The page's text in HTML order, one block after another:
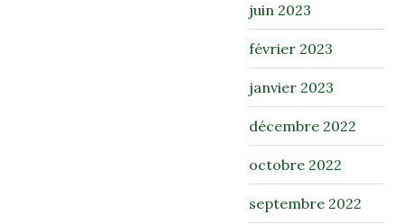
juin 2023
février 2023
janvier 2023
décembre 2022
octobre 2022
septembre 2022